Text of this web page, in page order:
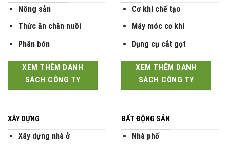
Nông sản
Thức ăn chăn nuôi
Phân bón
XEM THÊM DANH
SÁCH CÔNG TY
Cơ khí chế tạo
Máy móc cơ khí
Dụng cụ cắt gọt
XEM THÊM DANH
SÁCH CÔNG TY
XÂY DỰNG
Xây dựng nhà ở
BẤT ĐỘNG SẢN
Nhà phố